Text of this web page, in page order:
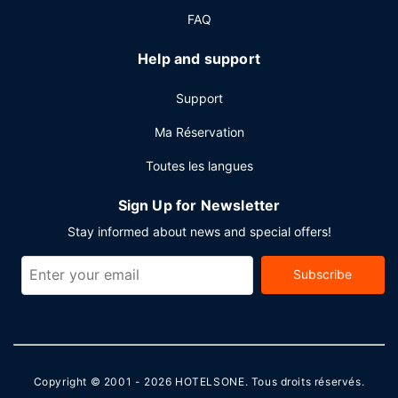
Les équipements et services proposés incluent un centre
d'affaires ouvert 24 h/24, un service de nettoyage à
échange d'un supplément, vous pouvez profiter des
services d'une navette vers et depuis l'aéroport. De plus
FAQ
Help and support
Support
Ma Réservation
Toutes les langues
Sign Up for Newsletter
Stay informed about news and special offers!
Subscribe
Copyright © 2001 - 2026 HOTELSONE. Tous droits réservés.